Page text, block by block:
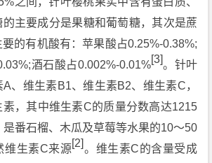
主要成分是果糖和葡萄糖，其次是蔗
的有机酸有：苹果酸占0.25%-0.38%;
酒石酸占0.002%-0.01%[3]。针叶
、维生素B1、维生素B2、维生素C，
素，其中维生素C的质量分数高达1215
番石榴、木瓜及草莓等水果的10～50
维生素C来源[2]。维生素C的含量受成